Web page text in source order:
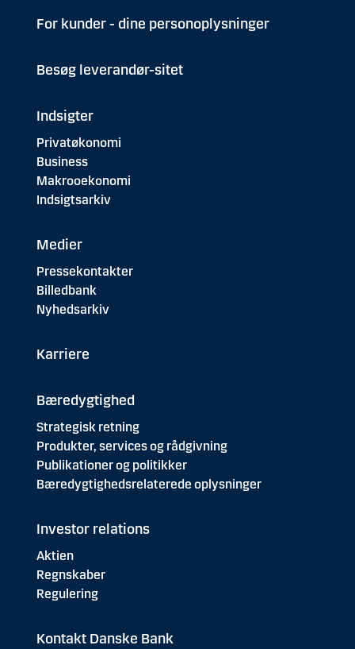
For kunder - dine personoplysninger
Besøg leverandør-sitet
Indsigter
Privatøkonomi
Business
Makrooekonomi
Indsigtsarkiv
Medier
Pressekontakter
Billedbank
Nyhedsarkiv
Karriere
Bæredygtighed
Strategisk retning
Produkter, services og rådgivning
Publikationer og politikker
Bæredygtighedsrelaterede oplysninger
Investor relations
Aktien
Regnskaber
Regulering
Kontakt Danske Bank